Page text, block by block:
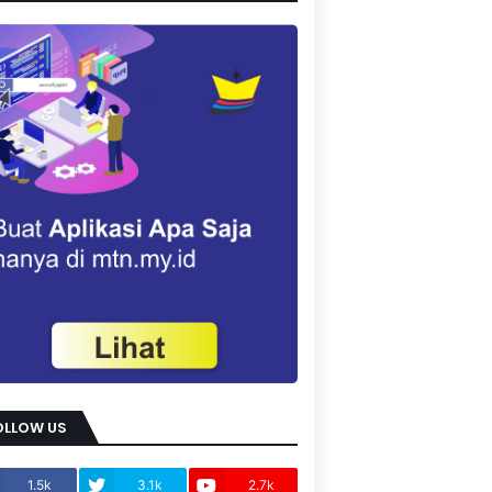
US
1.5k 3.1k 2.7k